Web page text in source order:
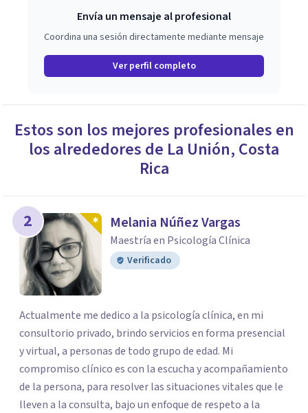
Envía un mensaje al profesional
Coordina una sesión directamente mediante mensaje
Ver perfil completo
Estos son los mejores profesionales en
los alrededores de La Unión, Costa
Rica
2 Melania Núñez Vargas
Maestría en Psicología Clínica
Verificado
Actualmente me dedico a la psicología clínica, en mi
consultorio privado, brindo servicios en forma presencial
y virtual, a personas de todo grupo de edad. Mi
compromiso clínico es con la escucha y acompañamiento
de la persona, para resolver las situaciones vitales que le
lleven a la consulta, bajo un enfoque de respeto a la